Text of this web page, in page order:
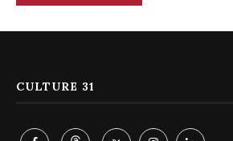
CULTURE 31